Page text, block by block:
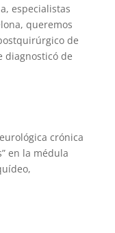
especialistas
queremos
de
diagnosticó de
crónica
en la médula